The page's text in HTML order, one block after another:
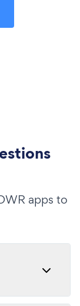
apps to